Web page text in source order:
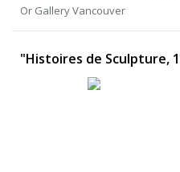
Or Gallery Vancouver
"Histoires de Sculpture,